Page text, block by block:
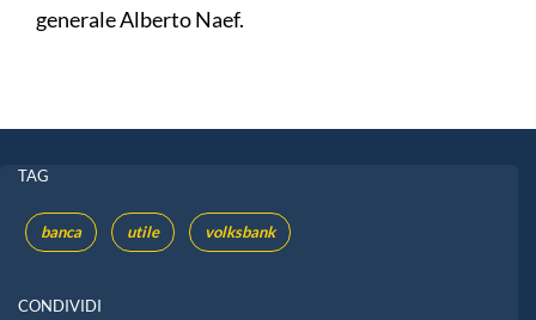
generale Alberto Naef.
TAG
banca utile volksbank
CONDIVIDI